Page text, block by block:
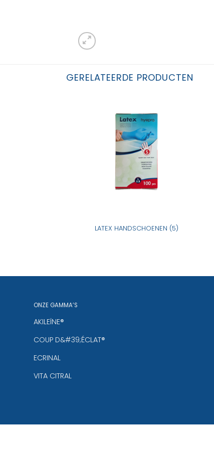
GERELATEERDE PRODUCTEN
LATEX HANDSCHOENEN (5)
ONZE GAMMA’S
AKILEÏNE®
COUP D&#39;ÉCLAT®
ECRINAL
VITA CITRAL